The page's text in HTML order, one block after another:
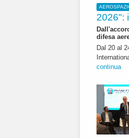
2026":
difesa
Dal 20 al
continua